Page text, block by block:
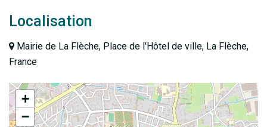
Localisation
Mairie de La Flèche, Place de l'Hôtel de ville, La Flèche,
France
+
−